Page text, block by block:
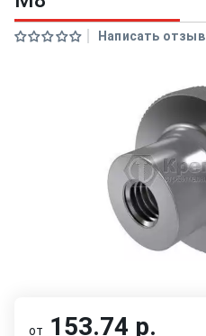
Написать отзыв
от 153.74 р.